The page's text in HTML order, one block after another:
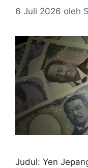
6 Juli 2026 oleh
Judul: Yen